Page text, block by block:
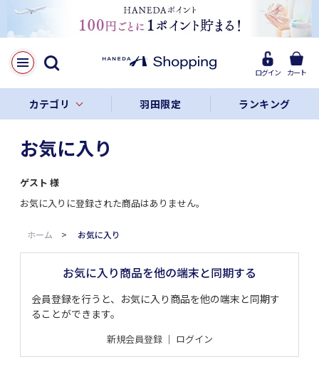
ログイン カート
カテゴリ 羽田限定 ランキング
お気に入り
ゲスト 様
お気に入りに登録された商品はありません。
ホーム > お気に入り
お気に入り商品を他の端末と同期する
会員登録を行うと、お気に入り商品を他の端末と同期す
ることができます。
新規会員登録｜ ログイン